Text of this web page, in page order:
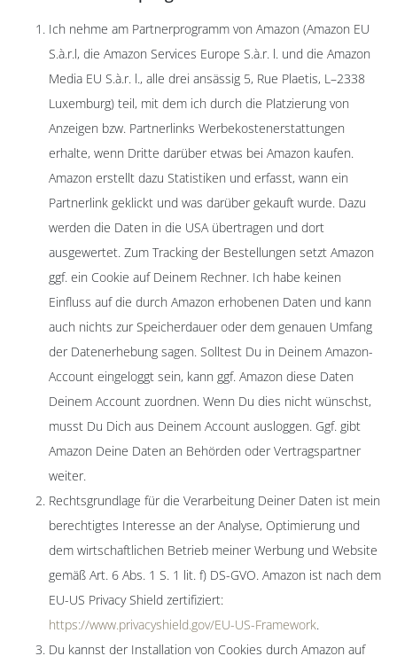
Ich nehme am Partnerprogramm von Amazon (Amazon EU
S.à.r.l, die Amazon Services Europe S.à.r. l. und die Amazon
Media EU S.à.r. l., alle drei ansässig 5, Rue Plaetis, L–2338
Luxemburg) teil, mit dem ich durch die Platzierung von
Anzeigen bzw. Partnerlinks Werbekostenerstattungen
erhalte, wenn Dritte darüber etwas bei Amazon kaufen.
Amazon erstellt dazu Statistiken und erfasst, wann ein
Partnerlink geklickt und was darüber gekauft wurde. Dazu
werden die Daten in die USA übertragen und dort
ausgewertet. Zum Tracking der Bestellungen setzt Amazon
ggf. ein Cookie auf Deinem Rechner. Ich habe keinen
Einfluss auf die durch Amazon erhobenen Daten und kann
auch nichts zur Speicherdauer oder dem genauen Umfang
der Datenerhebung sagen. Solltest Du in Deinem Amazon-
Account eingeloggt sein, kann ggf. Amazon diese Daten
Deinem Account zuordnen. Wenn Du dies nicht wünschst,
musst Du Dich aus Deinem Account ausloggen. Ggf. gibt
Amazon Deine Daten an Behörden oder Vertragspartner
weiter.
Rechtsgrundlage für die Verarbeitung Deiner Daten ist mein
berechtigtes Interesse an der Analyse, Optimierung und
dem wirtschaftlichen Betrieb meiner Werbung und Website
gemäß Art. 6 Abs. 1 S. 1 lit. f) DS-GVO. Amazon ist nach dem
EU-US Privacy Shield zertifiziert:
https://www.privacyshield.gov/EU-US-Framework.
Du kannst der Installation von Cookies durch Amazon auf